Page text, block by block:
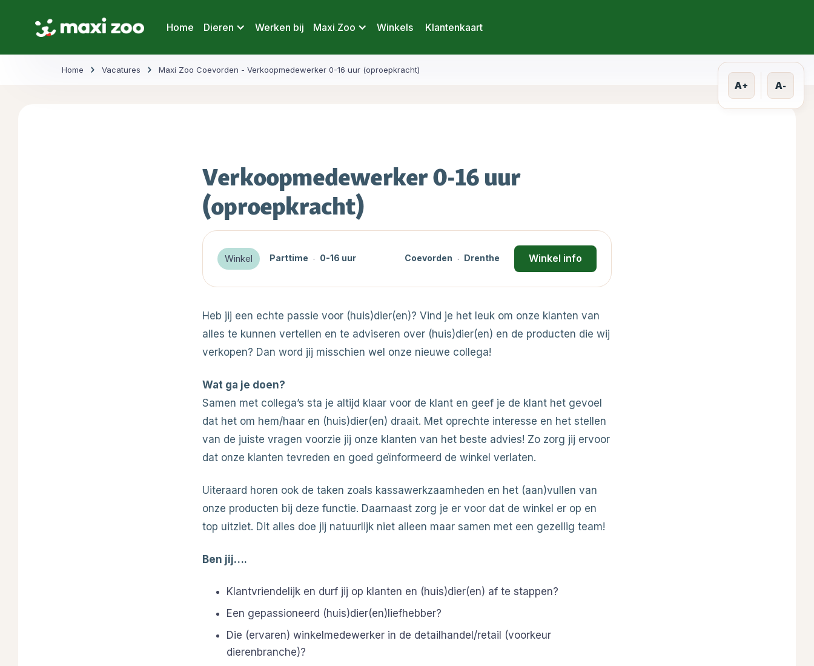
Home Dieren Werken bij Maxi Zoo Winkels Klantenkaart
A+ A-
Home Vacatures Maxi Zoo Coevorden - Verkoopmedewerker 0-16 uur (oproepkracht)
Verkoopmedewerker 0-16 uur
(oproepkracht)
Winkel Parttime · 0-16 uur Coevorden · Drenthe Winkel info
Heb jij een echte passie voor (huis)dier(en)? Vind je het leuk om onze klanten van
alles te kunnen vertellen en te adviseren over (huis)dier(en) en de producten die wij
verkopen? Dan word jij misschien wel onze nieuwe collega!
Wat ga je doen?
Samen met collega’s sta je altijd klaar voor de klant en geef je de klant het gevoel
dat het om hem/haar en (huis)dier(en) draait. Met oprechte interesse en het stellen
van de juiste vragen voorzie jij onze klanten van het beste advies! Zo zorg jij ervoor
dat onze klanten tevreden en goed geïnformeerd de winkel verlaten.
Uiteraard horen ook de taken zoals kassawerkzaamheden en het (aan)vullen van
onze producten bij deze functie. Daarnaast zorg je er voor dat de winkel er op en
top uitziet. Dit alles doe jij natuurlijk niet alleen maar samen met een gezellig team!
Ben jij….
Klantvriendelijk en durf jij op klanten en (huis)dier(en) af te stappen?
Een gepassioneerd (huis)dier(en)liefhebber?
Die (ervaren) winkelmedewerker in de detailhandel/retail (voorkeur
dierenbranche)?